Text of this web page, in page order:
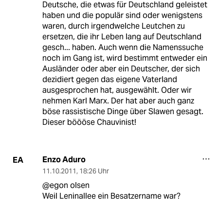
Deutsche, die etwas für Deutschland geleistet
haben und die populär sind oder wenigstens
waren, durch irgendwelche Leutchen zu
ersetzen, die ihr Leben lang auf Deutschland
gesch... haben. Auch wenn die Namenssuche
noch im Gang ist, wird bestimmt entweder ein
Ausländer oder aber ein Deutscher, der sich
dezidiert gegen das eigene Vaterland
ausgesprochen hat, ausgewählt. Oder wir
nehmen Karl Marx. Der hat aber auch ganz
böse rassistische Dinge über Slawen gesagt.
Dieser böööse Chauvinist!
EA Enzo Aduro
11.10.2011, 18:26 Uhr
@egon olsen
Weil Leninallee ein Besatzername war?